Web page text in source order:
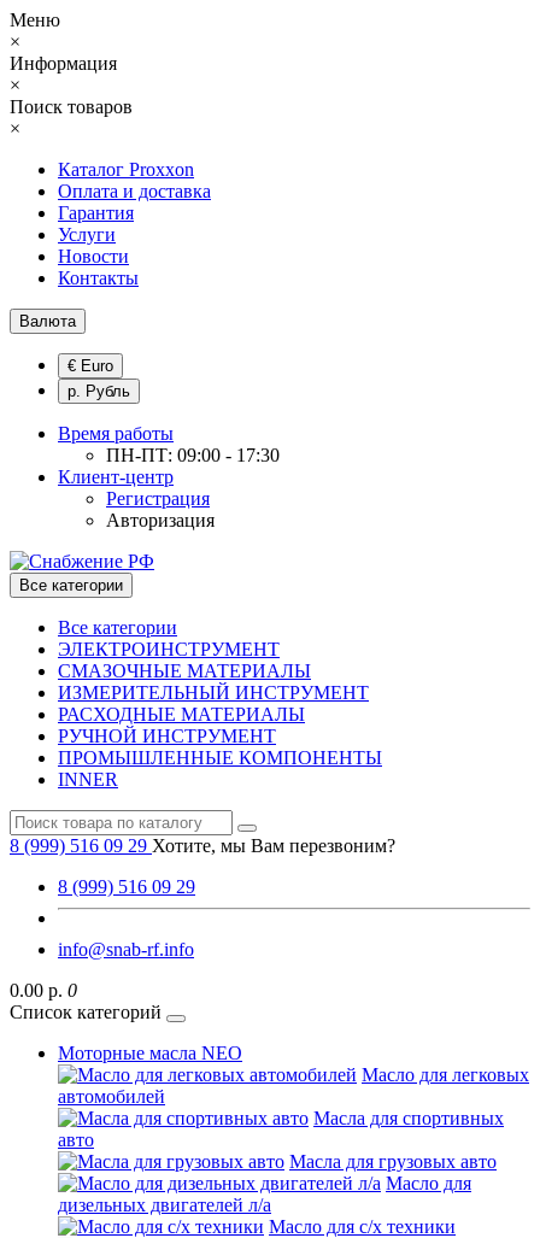
Меню
×
Информация
×
Поиск товаров
×
Каталог Proxxon
Оплата и доставка
Гарантия
Услуги
Новости
Контакты
Валюта
€ Euro
р. Рубль
Время работы
ПН-ПТ: 09:00 - 17:30
Клиент-центр
Регистрация
Авторизация
Все категории
Все категории
ЭЛЕКТРОИНСТРУМЕНТ
СМАЗОЧНЫЕ МАТЕРИАЛЫ
ИЗМЕРИТЕЛЬНЫЙ ИНСТРУМЕНТ
РАСХОДНЫЕ МАТЕРИАЛЫ
РУЧНОЙ ИНСТРУМЕНТ
ПРОМЫШЛЕННЫЕ КОМПОНЕНТЫ
INNER
8 (999) 516 09 29 Хотите, мы Вам перезвоним?
8 (999) 516 09 29
info@snab-rf.info
0.00 р. 0
Список категорий
Моторные масла NEO
Масло для легковых
автомобилей
Масла для спортивных
авто
Масла для грузовых авто
Масло для
дизельных двигателей л/а
Масло для с/х техники